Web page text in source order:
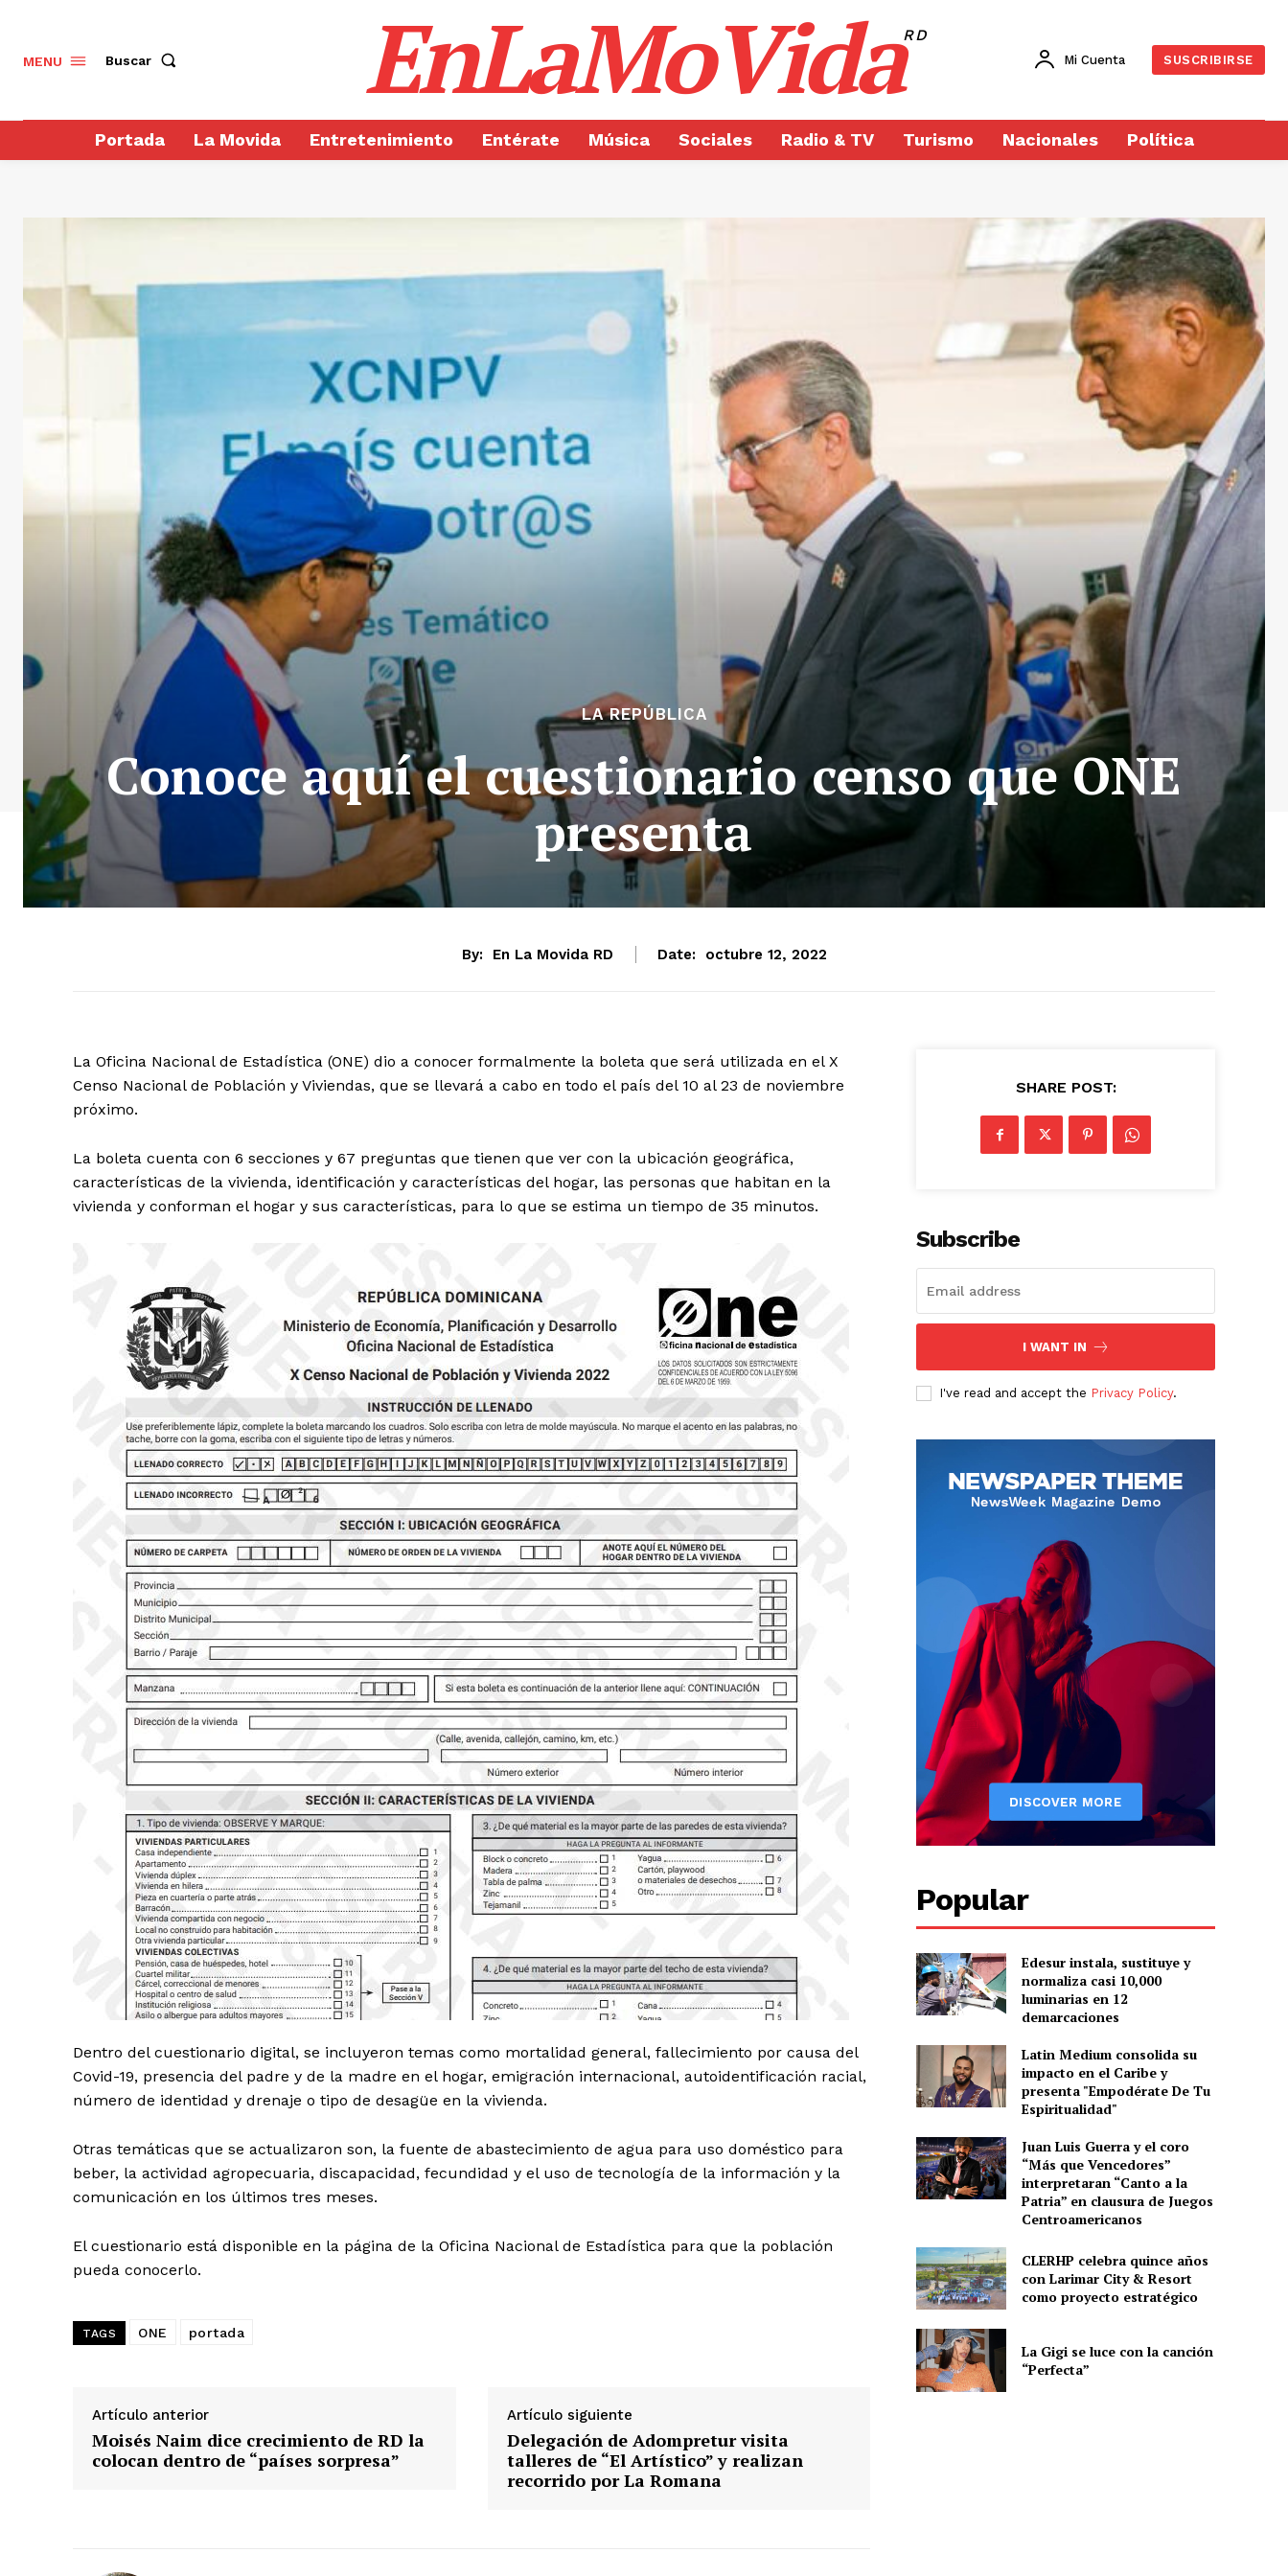
Día de Leyendas
Día de Leyendas
Albert Pujols
Albert Pujols
Albert Pujols
MENU Buscar EnLaMoVidaRD
Mi Cuenta SUSCRIBIRSE
Portada La Movida Entretenimiento Entérate Música Sociales Radio & TV Turismo Nacionales Política
LA REPÚBLICA
Conoce aquí el cuestionario censo que ONE
presenta
By: En La Movida RD Date: octubre 12, 2022
La Oficina Nacional de Estadística (ONE) dio a conocer formalmente la boleta que será utilizada en el X
Censo Nacional de Población y Viviendas, que se llevará a cabo en todo el país del 10 al 23 de noviembre
próximo.
La boleta cuenta con 6 secciones y 67 preguntas que tienen que ver con la ubicación geográfica,
características de la vivienda, identificación y características del hogar, las personas que habitan en la
vivienda y conforman el hogar y sus características, para lo que se estima un tiempo de 35 minutos.
Dentro del cuestionario digital, se incluyeron temas como mortalidad general, fallecimiento por causa del
Covid-19, presencia del padre y de la madre en el hogar, emigración internacional, autoidentificación racial,
número de identidad y drenaje o tipo de desagüe en la vivienda.
Otras temáticas que se actualizaron son, la fuente de abastecimiento de agua para uso doméstico para
beber, la actividad agropecuaria, discapacidad, fecundidad y el uso de tecnología de la información y la
comunicación en los últimos tres meses.
El cuestionario está disponible en la página de la Oficina Nacional de Estadística para que la población
pueda conocerlo.
TAGS ONE portada
Artículo anterior
Moisés Naim dice crecimiento de RD la
colocan dentro de “países sorpresa”
Artículo siguiente
Delegación de Adompretur visita
talleres de “El Artístico” y realizan
recorrido por La Romana
SHARE POST:
Subscribe
I WANT IN
I've read and accept the Privacy Policy.
Popular
Edesur instala, sustituye y
normaliza casi 10,000
luminarias en 12
demarcaciones
Latin Medium consolida su
impacto en el Caribe y
presenta "Empodérate De Tu
Espiritualidad"
Juan Luis Guerra y el coro
“Más que Vencedores”
interpretaran “Canto a la
Patria” en clausura de Juegos
Centroamericanos
CLERHP celebra quince años
con Larimar City & Resort
como proyecto estratégico
La Gigi se luce con la canción
“Perfecta”